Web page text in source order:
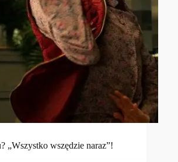
„Wszystko wszędzie naraz”!